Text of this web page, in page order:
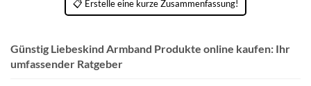
📋 Erstelle eine kurze Zusammenfassung!
Günstig Liebeskind Armband Produkte online kaufen: Ihr
umfassender Ratgeber